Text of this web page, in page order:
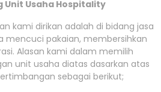
Unit Usaha Hospitality
kami dirikan adalah di bidang jasa
mencuci pakaian, membersihkan
Alasan kami dalam memilih
unit usaha diatas dasarkan atas
sebagai berikut;